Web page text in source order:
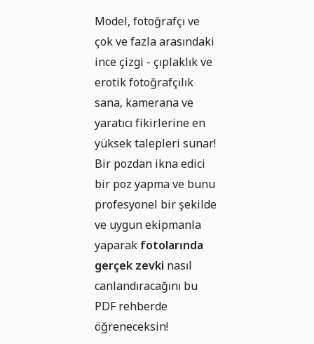
Model, fotoğrafçı ve
çok ve fazla arasındaki
ince çizgi - çıplaklık ve
erotik fotoğrafçılık
sana, kamerana ve
yaratıcı fikirlerine en
yüksek talepleri sunar!
Bir pozdan ikna edici
bir poz yapma ve bunu
profesyonel bir şekilde
ve uygun ekipmanla
yaparak fotolarında
gerçek zevki nasıl
canlandıracağını bu
PDF rehberde
öğreneceksin!